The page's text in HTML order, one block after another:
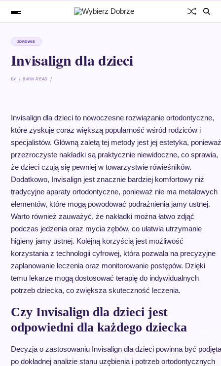
ZDROWIE
Invisalign dla dzieci
BY 8 MIN READ
Invisalign dla dzieci to nowoczesne rozwiązanie ortodontyczne,
które zyskuje coraz większą popularność wśród rodziców i
specjalistów. Główną zaletą tej metody jest jej estetyka, ponieważ
przezroczyste nakładki są praktycznie niewidoczne, co sprawia,
że dzieci czują się pewniej w towarzystwie rówieśników.
Dodatkowo, Invisalign jest znacznie bardziej komfortowy niż
tradycyjne aparaty ortodontyczne, ponieważ nie ma metalowych
elementów, które mogą powodować podrażnienia jamy ustnej.
Warto również zauważyć, że nakładki można łatwo zdjąć
podczas jedzenia oraz mycia zębów, co ułatwia utrzymanie
higieny jamy ustnej. Kolejną korzyścią jest możliwość
korzystania z technologii cyfrowej, która pozwala na precyzyjne
zaplanowanie leczenia oraz monitorowanie postępów. Dzięki
temu lekarze mogą dostosować terapię do indywidualnych
potrzeb dziecka, co zwiększa skuteczność leczenia.
Czy Invisalign dla dzieci jest
odpowiedni dla każdego dziecka
Decyzja o zastosowaniu Invisalign dla dzieci powinna być podjęta
po dokładnej analizie stanu uzębienia i potrzeb ortodontycznych